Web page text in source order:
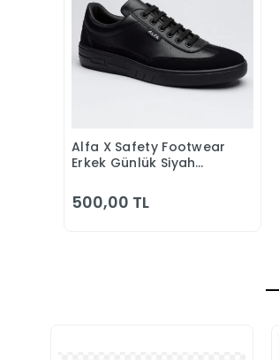
Sepete Ekle
Alfa X Safety Footwear
Erkek Günlük Siyah
500,00 TL